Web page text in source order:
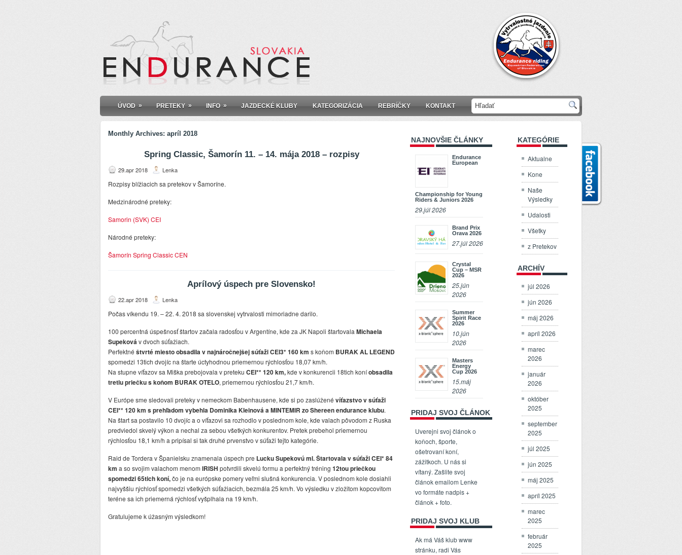
ÚVOD » PRETEKY » INFO » JAZDECKÉ KLUBY KATEGORIZÁCIA REBRÍČKY KONTAKT
Monthly Archives: apríl 2018
Spring Classic, Šamorín 11. – 14. mája 2018 – rozpisy
29.apr 2018 Lenka
Rozpisy blížiacich sa pretekov v Šamoríne.
Medzinárodné preteky:
Samorin (SVK) CEI
Národné preteky:
Šamorín Spring Classic CEN
Aprílový úspech pre Slovensko!
22.apr 2018 Lenka
Počas víkendu 19. – 22. 4. 2018 sa slovenskej vytrvalosti mimoriadne darilo.
100 percentná úspešnosť štartov začala radosťou v Argentíne, kde za JK Napoli štartovala Michaela
Supekováv dvoch súťažiach.
Perfektné štvrté miesto obsadila v najnáročnejšej súťaži CEI3* 160 km s koňom BURAK AL LEGEND
spomedzi 13tich dvojíc na štarte úctyhodnou priemernou rýchlosťou 18,07 km/h.
Na stupne víťazov sa Miška prebojovala v preteku CEI** 120 km,kde v konkurencii 18tich koníobsadila
tretiu priečku s koňom BURAK OTELO, priemernou rýchlosťou 21,7 km/h.
V Európe sme sledovali preteky v nemeckom Babenhausene, kde si po zaslúžené víťazstvo v súťaži
CEI** 120 km s prehľadom vybehla Dominika Kleinová a MINTEMIR zo Shereen endurance klubu.
Na štart sa postavilo 10 dvojíc a o víťazovi sa rozhodlo v poslednom kole, kde valach pôvodom z Ruska
predviedol skvelý výkon a nechal za sebou všetkých konkurentov. Pretek prebehol priemernou
rýchlosťou 18,1 km/h a pripísal si tak druhé prvenstvo v súťaži tejto kategórie.
Raid de Tordera v Španielsku znamenala úspech pre Lucku Supekovú ml. Štartovala v súťaži CEI* 84
km a so svojim valachom menom IRISH potvrdili skvelú formu a perfektný tréning 12tou priečkou
spomedzi 65tich koní,čo je na európske pomery veľmi slušná konkurencia. V poslednom kole dosiahli
najvyššiu rýchlosť spomedzi všetkých súťažiacich, bezmála 25 km/h. Vo výsledku v zložitom kopcovitom
teréne sa ich priemerná rýchlosť vyšplhala na 19 km/h.
Gratulujeme k úžasným výsledkom!
NAJNOVŠIE ČLÁNKY
Endurance
European
Championship for Young
Riders & Juniors 2026
29.júl 2026
Brand Prix
Orava 2026
27.júl 2026
Crystal
Cup – MSR
2026
25.jún
2026
Summer
Spirit Race
2026
10.jún
2026
Masters
Energy
Cup 2026
15.máj
2026
PRIDAJ SVOJ ČLÁNOK
Uverejni svoj článok o
koňoch, športe,
ošetrovaní koní,
zážitkoch. U nás si
vítaný. Zašlite svoj
článok emailom Lenke
vo formáte nadpis +
článok + foto.
PRIDAJ SVOJ KLUB
Ak má Váš klub www
stránku, radi Vás
KATEGÓRIE
Aktualne
Kone
Naše
Výsledky
Udalosti
Všetky
z Pretekov
ARCHÍV
júl 2026
jún 2026
máj 2026
apríl 2026
marec
2026
január
2026
október
2025
september
2025
júl 2025
jún 2025
máj 2025
apríl 2025
marec
2025
február
2025